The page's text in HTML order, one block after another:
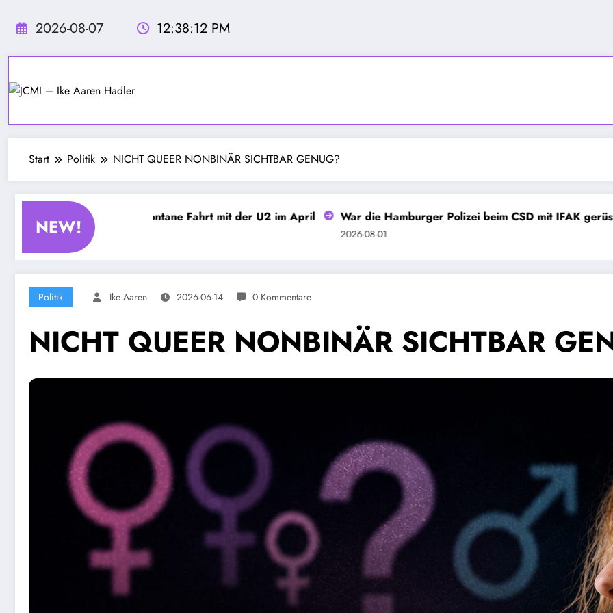
Inhalt
2026-08-07 12:38:14 PM
Start Politik NICHT QUEER NONBINÄR SICHTBAR GENUG?
NEW!
– Kapitel 4 – Spontane Fahrt mit der U2 im April War die Hamburger Polizei beim CSD mit IFAK gerüstet?
Politik Ike Aaren 2026-06-14 0 Kommentare
NICHT QUEER NONBINÄR SICHTBAR